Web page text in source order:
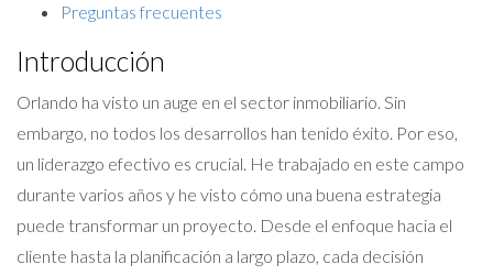
Preguntas frecuentes
Introducción
Orlando ha visto un auge en el sector inmobiliario. Sin
embargo, no todos los desarrollos han tenido éxito. Por eso,
un liderazgo efectivo es crucial. He trabajado en este campo
durante varios años y he visto cómo una buena estrategia
puede transformar un proyecto. Desde el enfoque hacia el
cliente hasta la planificación a largo plazo, cada decisión